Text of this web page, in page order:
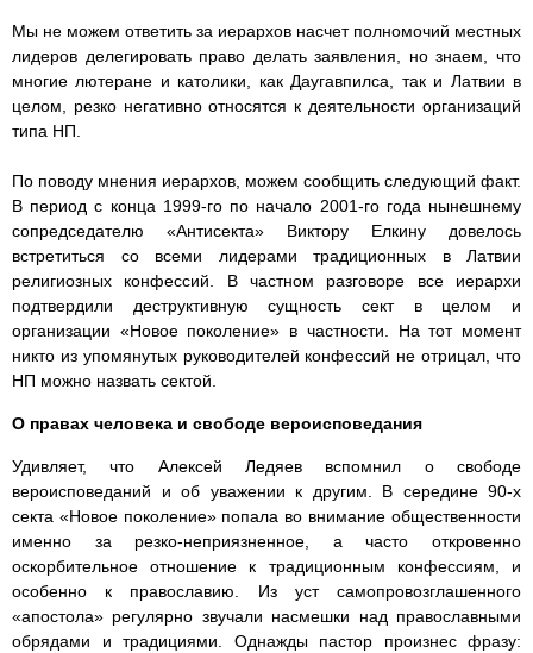
Мы не можем ответить за иерархов насчет полномочий местных
лидеров делегировать право делать заявления, но знаем, что
многие лютеране и католики, как Даугавпилса, так и Латвии в
целом, резко негативно относятся к деятельности организаций
типа НП.
По поводу мнения иерархов, можем сообщить следующий факт.
В период с конца 1999-го по начало 2001-го года нынешнему
сопредседателю «Антисекта» Виктору Елкину довелось
встретиться со всеми лидерами традиционных в Латвии
религиозных конфессий. В частном разговоре все иерархи
подтвердили деструктивную сущность сект в целом и
организации «Новое поколение» в частности. На тот момент
никто из упомянутых руководителей конфессий не отрицал, что
НП можно назвать сектой.
О правах человека и свободе вероисповедания
Удивляет, что Алексей Ледяев вспомнил о свободе
вероисповеданий и об уважении к другим. В середине 90-х
секта «Новое поколение» попала во внимание общественности
именно за резко-неприязненное, а часто откровенно
оскорбительное отношение к традиционным конфессиям, и
особенно к православию. Из уст самопровозглашенного
«апостола» регулярно звучали насмешки над православными
обрядами и традициями. Однажды пастор произнес фразу: